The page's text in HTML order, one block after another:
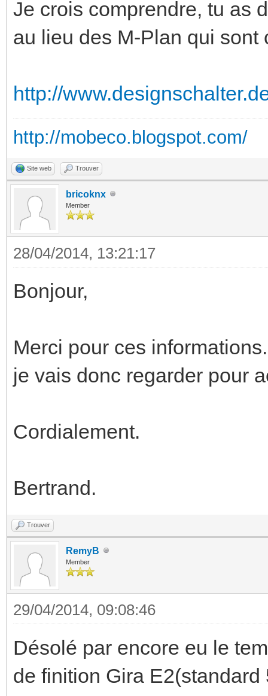
Je crois comprendre, tu as
au lieu des M-Plan qui sont
http://
http://mobeco.blogspot.com/
Site web Trouver
bricoknx
Member
28/04/2014, 13:21:17
Bonjour,
Merci pour ces informations.
je vais donc regarder pour
Cordialement.
Bertrand.
Trouver
RemyB
Member
29/04/2014, 09:08:46
Désolé par encore eu le
de finition Gira